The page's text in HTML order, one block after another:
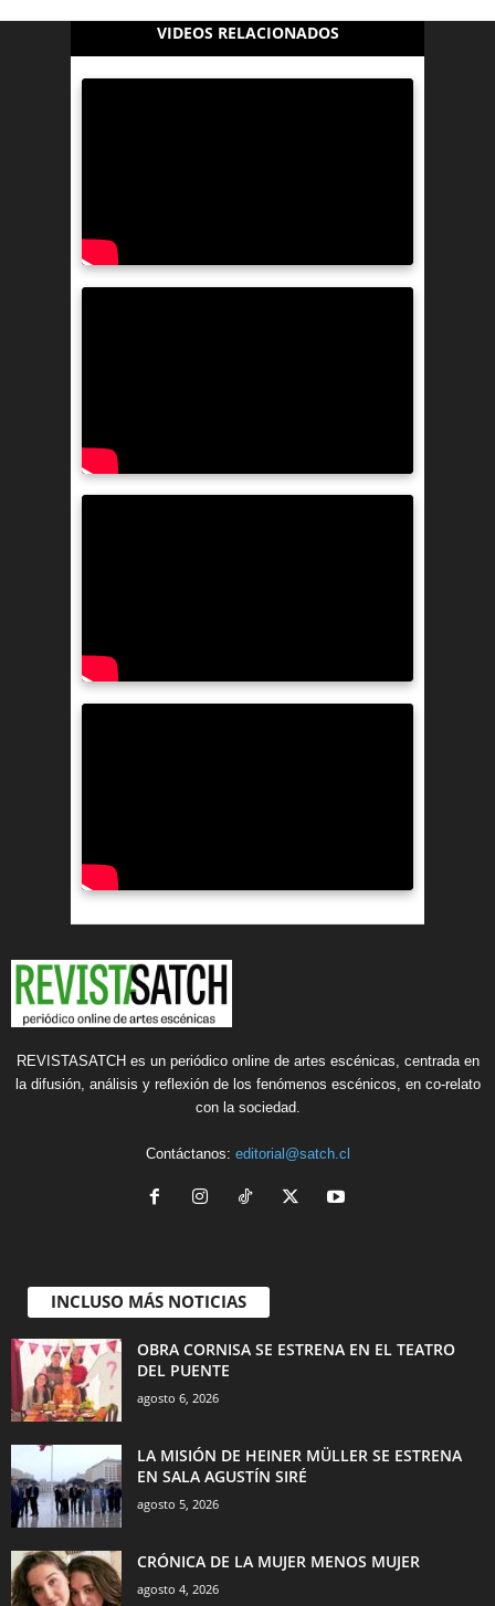
VIDEOS RELACIONADOS
REVISTASATCH es un periódico online de artes escénicas, centrada en
la difusión, análisis y reflexión de los fenómenos escénicos, en co-relato
con la sociedad.
Contáctanos: editorial@satch.cl
INCLUSO MÁS NOTICIAS
OBRA CORNISA SE ESTRENA EN EL TEATRO
DEL PUENTE
agosto 6, 2026
LA MISIÓN DE HEINER MÜLLER SE ESTRENA
EN SALA AGUSTÍN SIRÉ
agosto 5, 2026
CRÓNICA DE LA MUJER MENOS MUJER
agosto 4, 2026